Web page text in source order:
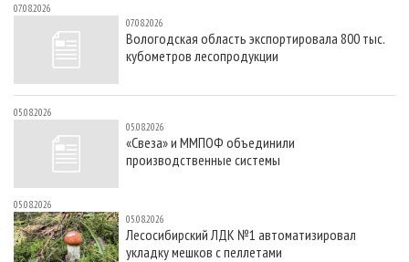
07.08.2026
07.08.2026
Вологодская область экспортировала 800 тыс.
кубометров лесопродукции
05.08.2026
05.08.2026
«Свеза» и ММПОФ объединили
производственные системы
05.08.2026
05.08.2026
Лесосибирский ЛДК №1 автоматизировал
укладку мешков с пеллетами